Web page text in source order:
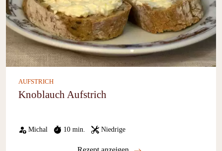
AUFSTRICH
Knoblauch Aufstrich
Michal 10 min. Niedrige